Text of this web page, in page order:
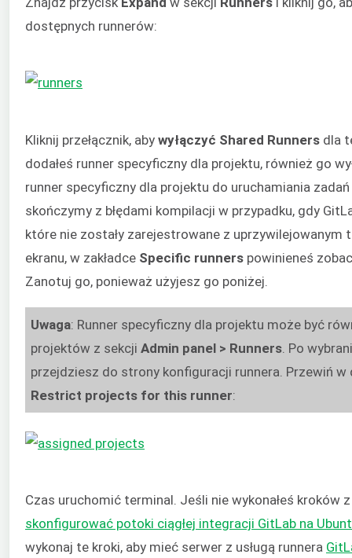
dostępnych runnerów:
Kliknij przełącznik, aby wyłączyć Shared Runners dla
dodałeś runner specyficzny dla projektu, również go
runner specyficzny dla projektu do uruchamiania
skończymy z błędami kompilacji w przypadku, gdy
które nie zostały zarejestrowane z uprzywilejowanym
ekranu, w zakładce Specific runners powinieneś
Zanotuj go, ponieważ użyjesz go poniżej.
Uwaga: Runner specyficzny dla projektu może być
projektów z sekcji Admin panel > Runners. Po
przejdziesz do strony konfiguracji runnera. Przewiń w
Restrict projects for this runner:
Czas uruchomić terminal. Jeśli nie wykonałeś
skonfigurować potoki ciągłej integracji GitLab na
wykonaj te kroki, aby mieć serwer z usługą runnera